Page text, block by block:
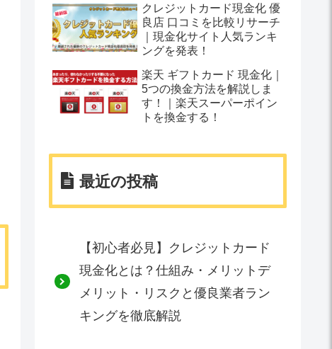
は？
クレジットカード現金化 優
良店 口コミを比較リサーチ
｜現金化サイト人気ランキ
ングを発表！
楽天 ギフトカード 現金化｜
5つの換金方法を解説しま
す！｜楽天スーパーポイン
トを換金する！
最近の投稿
【初心者必見】クレジットカード
現金化とは？仕組み・メリットデ
メリット・リスクと優良業者ラン
キングを徹底解説